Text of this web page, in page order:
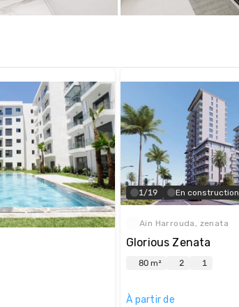
1/19 En construction
Ain Harrouda, zenata
Glorious Zenata
80 m² 2 1
À partir de